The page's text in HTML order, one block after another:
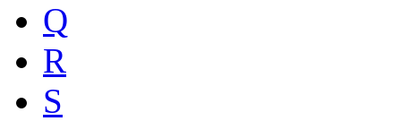
Q
R
S